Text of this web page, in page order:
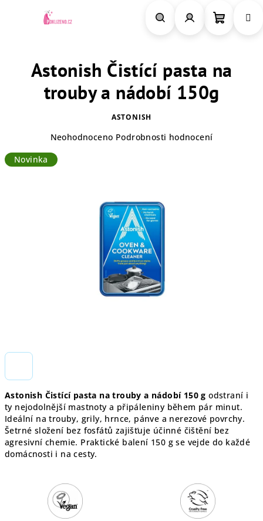
košík
Astonish Čistící pasta na trouby a nádobí 150 g odstraní i
ty nejodolnější mastnoty a připáleniny během pár minut.
Ideální na trouby, grily, hrnce, pánve a nerezové povrchy.
Šetrné složení bez fosfátů zajišťuje účinné čištění bez
agresivní chemie. Praktické balení 150 g se vejde do každé
domácnosti i na cesty.
Astonish Čistící pasta na
trouby a nádobí 150g
ASTONISH
produktu
Neohodnoceno Podrobnosti hodnocení
Novinka